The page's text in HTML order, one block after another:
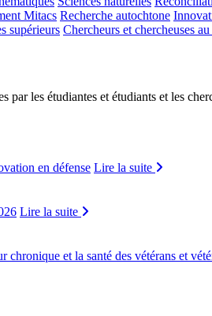
Mitacs Recherche autochtone
supérieurs Chercheurs et chercheuses
les étudiantes et étudiants et les
en défense Lire la suite
Lire la suite
et la santé des vétérans et